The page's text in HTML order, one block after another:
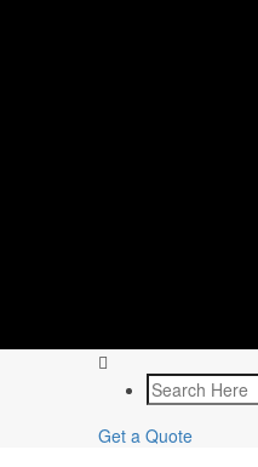
Get a Quote